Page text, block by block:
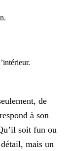
de
à son
soit fun ou
mais un